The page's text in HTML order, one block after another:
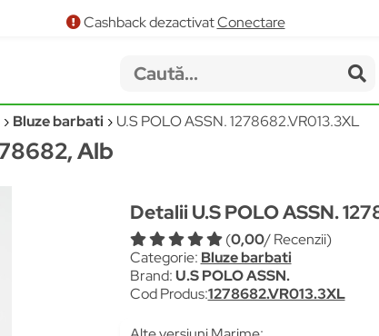
Cashback dezactivatConectare
Bluze barbati U.S POLO ASSN. 1278682.VR013.3XL
Alb
Detalii U.S POLO ASSN.
(0,00/ Recenzii)
Categorie: Bluze barbati
Brand:U.S POLO ASSN.
Cod Produs:1278682.VR013.3XL